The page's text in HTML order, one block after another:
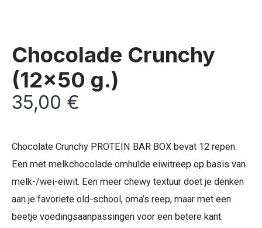
Chocolade Crunchy
(12×50 g.)
35,00 €
Chocolate Crunchy PROTEIN BAR BOX bevat 12 repen.
Een met melkchocolade omhulde eiwitreep op basis van
melk-/wei-eiwit. Een meer chewy textuur doet je denken
aan je favoriete old-school, oma’s reep, maar met een
beetje voedingsaanpassingen voor een betere kant.